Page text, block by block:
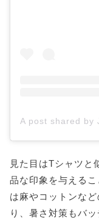
見た目はTシャツと
品な印象を与える
は麻やコットンな
り、暑さ対策もバ